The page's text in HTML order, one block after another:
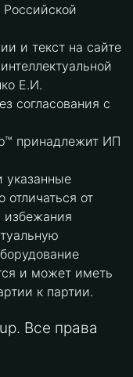
и текст на сайте
Е.И.
согласования с
принадлежит ИП
указанные
отличаться от
избежания
и может иметь
к партии.
Все права